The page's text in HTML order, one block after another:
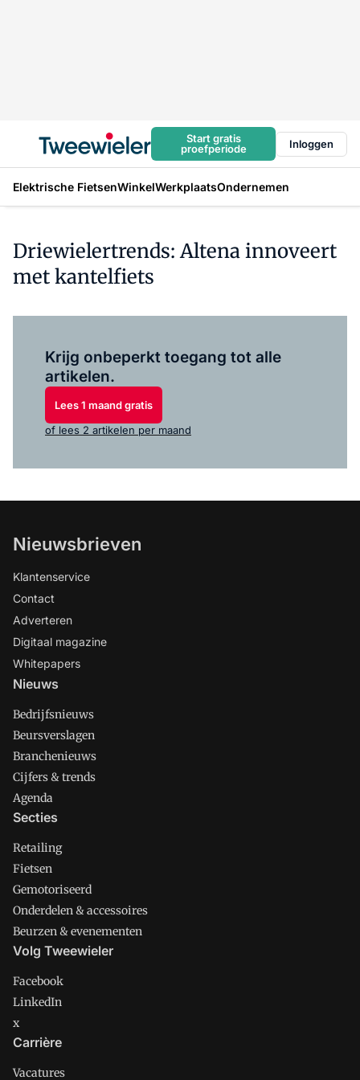
Start gratis
proefperiode
Inloggen
Elektrische FietsenWinkelWerkplaatsOndernemen
Driewielertrends: Altena innoveert
met kantelfiets
Krijg onbeperkt toegang tot alle
artikelen.
Lees 1 maand gratis
of lees 2 artikelen per maand
Nieuwsbrieven
Klantenservice
Contact
Adverteren
Digitaal magazine
Whitepapers
Nieuws
Bedrijfsnieuws
Beursverslagen
Branchenieuws
Cijfers & trends
Agenda
Secties
Retailing
Fietsen
Gemotoriseerd
Onderdelen & accessoires
Beurzen & evenementen
Volg Tweewieler
Facebook
LinkedIn
x
Carrière
Vacatures